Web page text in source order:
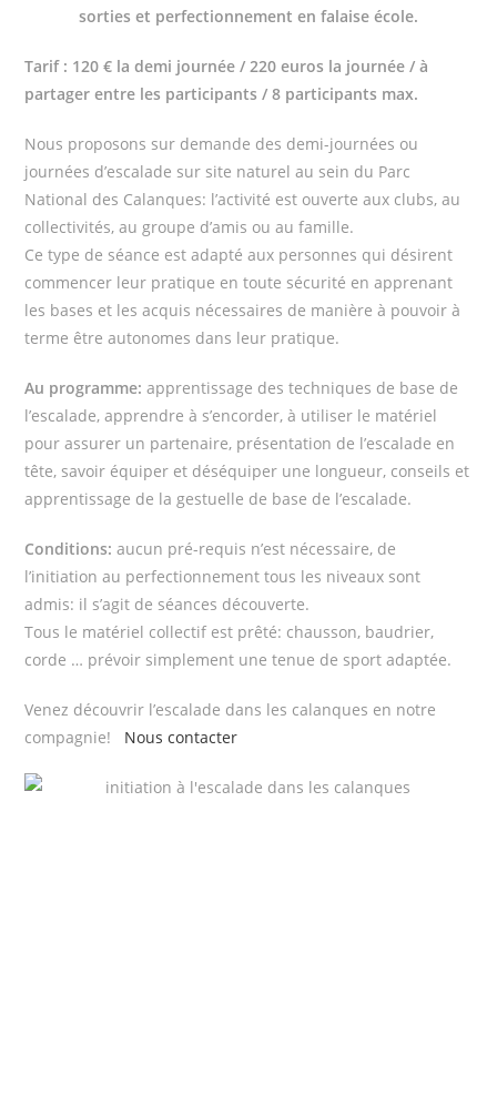
sorties et perfectionnement en falaise école.
Tarif : 120 € la demi journée / 220 euros la journée / à
partager entre les participants / 8 participants max.
Nous proposons sur demande des demi-journées ou
journées d’escalade sur site naturel au sein du Parc
National des Calanques: l’activité est ouverte aux clubs, au
collectivités, au groupe d’amis ou au famille.
Ce type de séance est adapté aux personnes qui désirent
commencer leur pratique en toute sécurité en apprenant
les bases et les acquis nécessaires de manière à pouvoir à
terme être autonomes dans leur pratique.
Au programme: apprentissage des techniques de base de
l’escalade, apprendre à s’encorder, à utiliser le matériel
pour assurer un partenaire, présentation de l’escalade en
tête, savoir équiper et déséquiper une longueur, conseils et
apprentissage de la gestuelle de base de l’escalade.
Conditions:aucun pré-requis n’est nécessaire, de
l’initiation au perfectionnement tous les niveaux sont
admis: il s’agit de séances découverte.
Tous le matériel collectif est prêté: chausson, baudrier,
corde … prévoir simplement une tenue de sport adaptée.
Venez découvrir l’escalade dans les calanques en notre
compagnie! Nous contacter